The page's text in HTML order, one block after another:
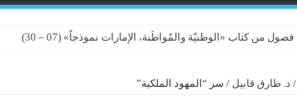
فصول من كتاب «الوطنيّة والمُواطَنة، الإمارات نموذجاً» (07 – 30)
/ د. طارق قابيل / سر “المهود الملكية”